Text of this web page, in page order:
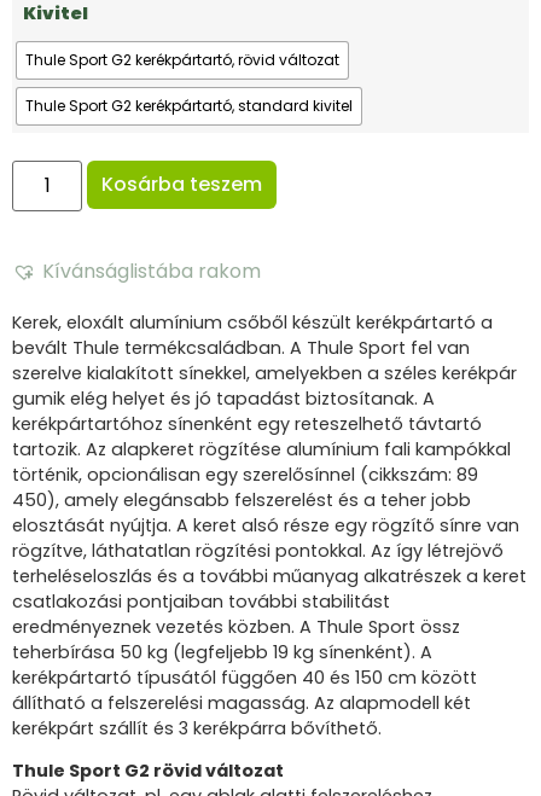
Kivitel
Thule Sport G2 kerékpártartó, rövid változat
Thule Sport G2 kerékpártartó, standard kivitel
Kosárba teszem
Kívánságlistába rakom
Kerek, eloxált alumínium csőből készült kerékpártartó a
bevált Thule termékcsaládban. A Thule Sport fel van
szerelve kialakított sínekkel, amelyekben a széles kerékpár
gumik elég helyet és jó tapadást biztosítanak. A
kerékpártartóhoz sínenként egy reteszelhető távtartó
tartozik. Az alapkeret rögzítése alumínium fali kampókkal
történik, opcionálisan egy szerelősínnel (cikkszám: 89
450), amely elegánsabb felszerelést és a teher jobb
elosztását nyújtja. A keret alsó része egy rögzítő sínre van
rögzítve, láthatatlan rögzítési pontokkal. Az így létrejövő
terheléseloszlás és a további műanyag alkatrészek a keret
csatlakozási pontjaiban további stabilitást
eredményeznek vezetés közben. A Thule Sport össz
teherbírása 50 kg (legfeljebb 19 kg sínenként). A
kerékpártartó típusától függően 40 és 150 cm között
állítható a felszerelési magasság. Az alapmodell két
kerékpárt szállít és 3 kerékpárra bővíthető.
Thule Sport G2 rövid változat